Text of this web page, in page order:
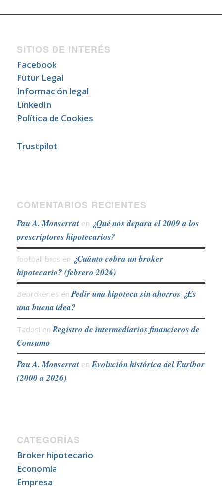
SITIOS DE INTERÉS
Facebook
Futur Legal
Información legal
LinkedIn
Política de Cookies
Trustpilot
COMENTARIOS RECIENTES
Pau A. Monserraten ¿Qué nos depara el 2009 a los
prescriptores hipotecarios?
football bros en ¿Cuánto cobra un broker
hipotecario? (febrero 2026)
Bebroker.es en Pedir una hipoteca sin ahorros ¿Es
una buena idea?
Tadosi en Registro de intermediarios financieros de
Consumo
Pau A. Monserraten Evolución histórica del Euribor
(2000 a 2026)
CATEGORÍAS
Broker hipotecario
Economía
Empresa